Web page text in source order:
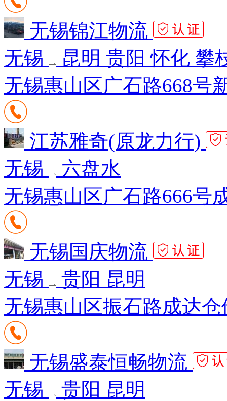
无锡锦江物流
无锡
昆明 贵阳 怀化 攀
无锡惠山区广石路668号
江苏雅奇(原龙力行)
无锡
六盘水
无锡惠山区广石路666号
无锡国庆物流
无锡
贵阳 昆明
无锡惠山区振石路成达
无锡盛泰恒畅物流
无锡
贵阳 昆明